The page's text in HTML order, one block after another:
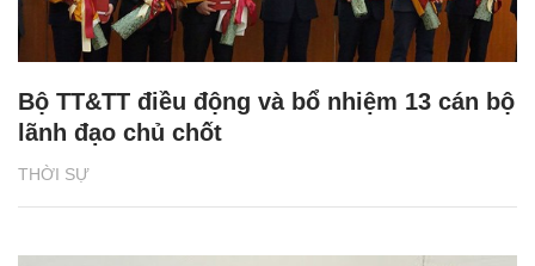
THỜI SỰ
Bộ TT&TT điều động và bổ nhiệm 13 cán bộ
lãnh đạo chủ chốt